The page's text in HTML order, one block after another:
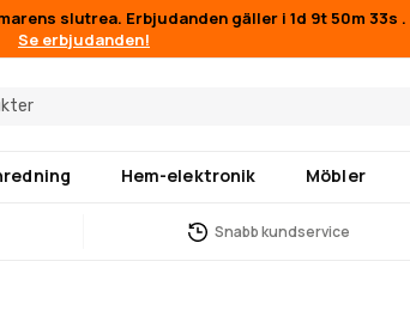
slutrea. Erbjudanden gäller i 1d 9t 50m 32s .
Se erbjudanden!
Hem-elektronik Möbler
Snabb kundservice